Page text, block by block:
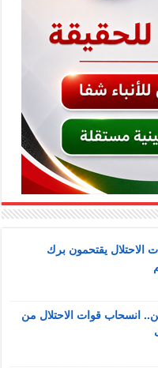
الاحتلال يقتحمون برك
انسحاب قوات الاحتلال من